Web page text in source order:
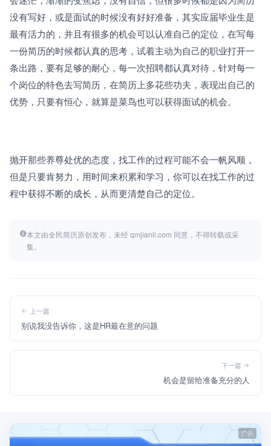
没有写好，或是面试的时候没有好好准备，其实应届毕业生是
最有活力的，并且有很多的机会可以认准自己的定位，在写每
一份简历的时候都认真的思考，试着主动为自己的职业打开一
条出路，要有足够的耐心，每一次招聘都认真对待，针对每一
个岗位的特色去写简历，在简历上多花些功夫，表现出自己的
优势，只要有恒心，就算是菜鸟也可以获得面试的机会。
抛开那些养尊处优的态度，找工作的过程可能不会一帆风顺，
但是只要肯努力，用时间来积累和学习，你可以在找工作的过
程中获得不断的成长，从而更清楚自己的定位。
本文由全民简历原创发布，未经 qmjianli.com 同意，不得转载或采
集。
上一篇
别说我没告诉你，这是HR最在意的问题
下一篇
机会是留给准备充分的人